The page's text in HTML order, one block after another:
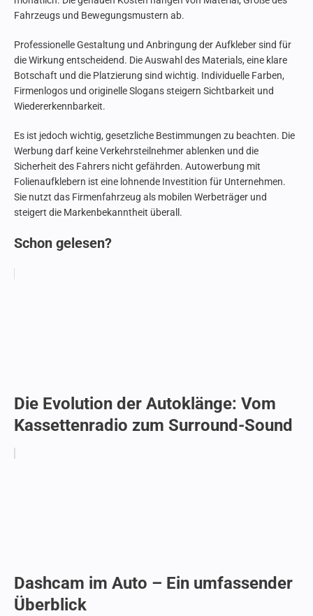
Fahrzeugs und Bewegungsmustern ab.
Professionelle Gestaltung und Anbringung der Aufkleber sind für
die Wirkung entscheidend. Die Auswahl des Materials, eine klare
Botschaft und die Platzierung sind wichtig. Individuelle Farben,
Firmenlogos und originelle Slogans steigern Sichtbarkeit und
Wiedererkennbarkeit.
Es ist jedoch wichtig, gesetzliche Bestimmungen zu beachten. Die
Werbung darf keine Verkehrsteilnehmer ablenken und die
Sicherheit des Fahrers nicht gefährden. Autowerbung mit
Folienaufklebern ist eine lohnende Investition für Unternehmen.
Sie nutzt das Firmenfahrzeug als mobilen Werbeträger und
steigert die Markenbekanntheit überall.
Schon gelesen?
Die Evolution der Autoklänge: Vom
Kassettenradio zum Surround-Sound
Dashcam im Auto – Ein umfassender
Überblick